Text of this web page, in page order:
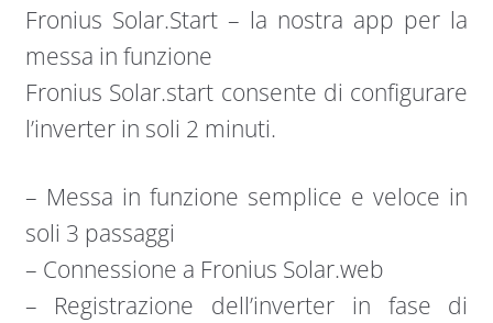
Fronius Solar.Start – la nostra app per la
messa in funzione
Fronius Solar.start consente di configurare
l’inverter in soli 2 minuti.
– Messa in funzione semplice e veloce in
soli 3 passaggi
– Connessione a Fronius Solar.web
– Registrazione dell’inverter in fase di